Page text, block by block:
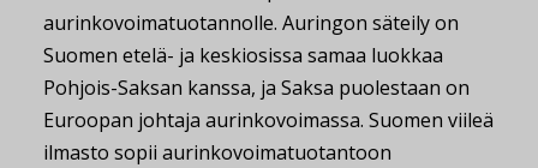
aurinkovoimatuotannolle. Auringon säteily on
Suomen etelä- ja keskiosissa samaa luokkaa
Pohjois-Saksan kanssa, ja Saksa puolestaan on
Euroopan johtaja aurinkovoimassa. Suomen viileä
ilmasto sopii aurinkovoimatuotantoon